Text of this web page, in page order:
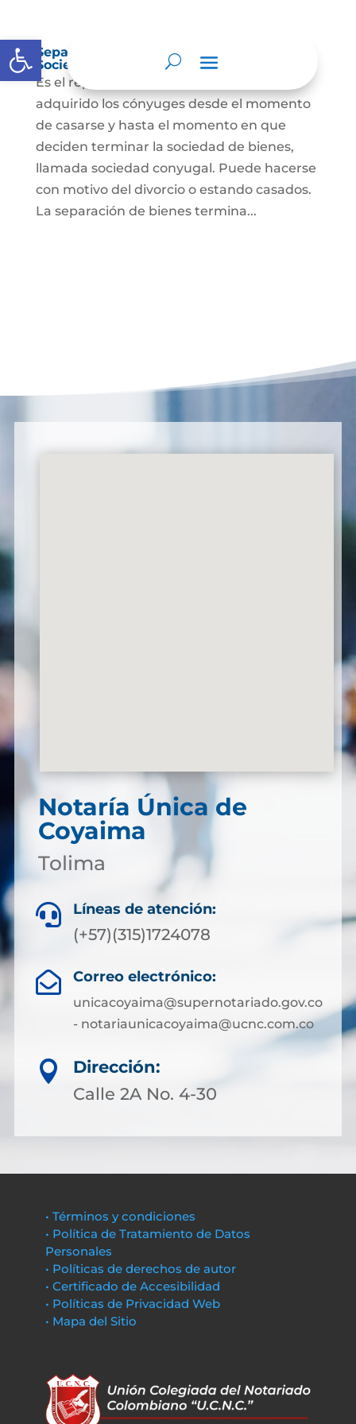
Abrir barra de herramientas
Separación de Bienes o Liquidación de
Sociedad Conyugal
Es el reparto de los bienes que han
adquirido los cónyuges desde el momento
de casarse y hasta el momento en que
deciden terminar la sociedad de bienes,
llamada sociedad conyugal. Puede hacerse
con motivo del divorcio o estando casados.
La separación de bienes termina...
Notaría Única de
Coyaima
Tolima
 Líneas de atención:
(+57)(315)1724078
 Correo electrónico:
unicacoyaima@supernotariado.gov.co
- notariaunicacoyaima@ucnc.com.co

Dirección:
Calle 2A No. 4-30
• Términos y condiciones
• Política de Tratamiento de Datos
Personales
• Políticas de derechos de autor
• Certificado de Accesibilidad
• Políticas de Privacidad Web
• Mapa del Sitio